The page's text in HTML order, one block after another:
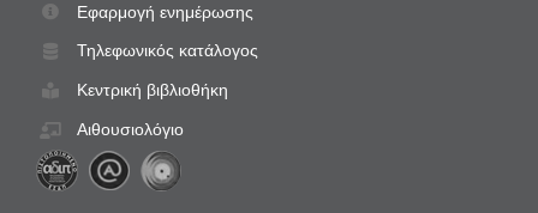
Εφαρμογή ενημέρωσης
Τηλεφωνικός κατάλογος
Κεντρική βιβλιοθήκη
Αιθουσιολόγιο